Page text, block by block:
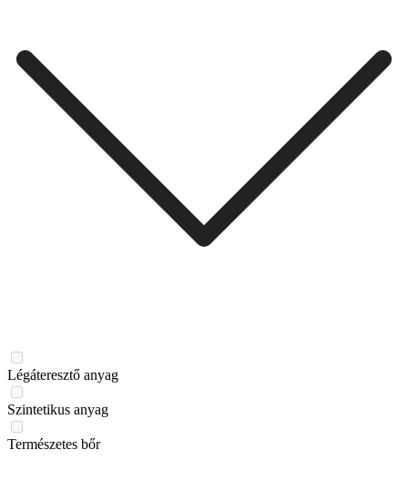
Légáteresztő anyag
Szintetikus anyag
Természetes bőr